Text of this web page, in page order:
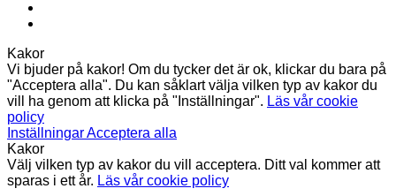
Kakor
Vi bjuder på kakor! Om du tycker det är ok, klickar du bara på
"Acceptera alla". Du kan såklart välja vilken typ av kakor du
vill ha genom att klicka på "Inställningar". Läs vår cookie
policy
InställningarAcceptera alla
Kakor
Välj vilken typ av kakor du vill acceptera. Ditt val kommer att
sparas i ett år. Läs vår cookie policy